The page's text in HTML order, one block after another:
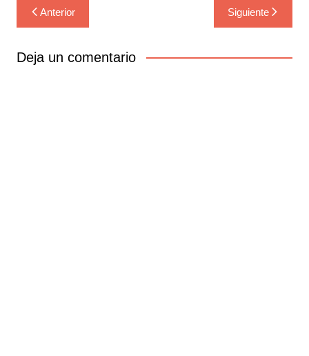
Navegación
de
entradas
Anterior Siguiente
Deja un comentario